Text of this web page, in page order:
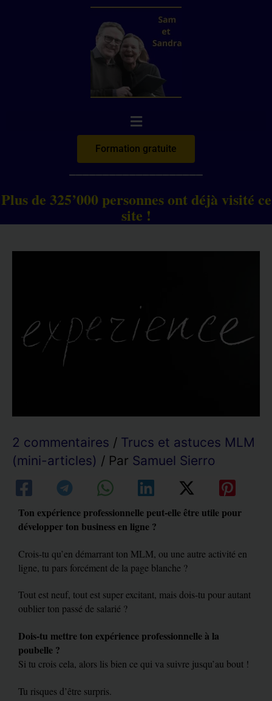
Formation gratuite
Plus de 325’000 personnes ont déjà visité ce
site !
2 commentaires / Trucs et astuces MLM
(mini-articles) / Par Samuel Sierro
Ton expérience professionnelle peut-elle être utile pour
développer ton business en ligne ?
Crois-tu qu’en démarrant ton MLM, ou une autre activité en
ligne, tu pars forcément de la page blanche ?
Tout est neuf, tout est super excitant, mais dois-tu pour autant
oublier ton passé de salarié ?
Dois-tu mettre ton expérience professionnelle à la
poubelle ?
Si tu crois cela, alors lis bien ce qui va suivre jusqu’au bout !
Tu risques d’être surpris.